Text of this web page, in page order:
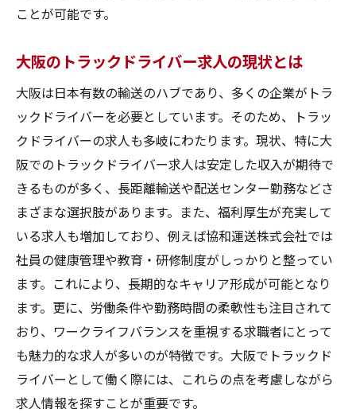
求人サイトの使い方徹底解説
すすめ
求人サイトでの検索技術を上達させる
大阪のトラックドライバー求人をフィルタ
リングする方法
求人サイトでの応募方法とそのポイント
大阪のトラックドライバー求人を早く見つ
けるための技
大阪でのトラックドライバー求人を見つけるた
めの信頼できる情報源
信頼できる求人情報源の見分け方
大阪のトラックドライバー求人情報を得る
ための信頼できるウェブサイト
信頼性の高い求人情報誌を活用する方法
大阪のトラックドライバー求人情報におけ
ことが可能です。
大阪のトラックドライバー求人の現状とは
大阪は日本有数の輸送のハブであり、多くの企業がトラ
ックドライバーを必要としています。そのため、トラッ
クドライバーの求人も多岐にわたります。現状、特に大
阪でのトラックドライバー求人は安定した収入が期待で
きるものが多く、長距離輸送や配送センター勤務などさ
まざまな選択肢があります。また、福利厚生が充実して
いる求人も増加しており、例えば協和運送株式会社では
社員の健康管理や教育・研修制度がしっかりと整ってい
ます。これにより、長期的なキャリア形成が可能となり
ます。更に、労働条件や勤務時間の柔軟性も注目されて
おり、ワークライフバランスを重視する求職者にとって
も魅力的な求人が多いのが特徴です。大阪でトラックド
ライバーとして働く際には、これらの点を考慮しながら
求人情報を探すことが重要です。